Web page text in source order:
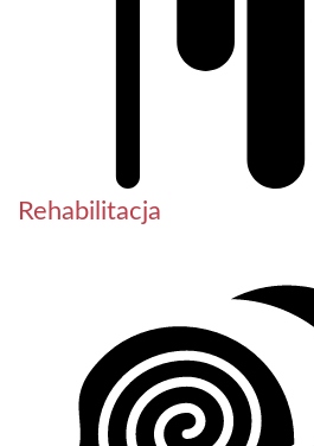
Rehabilitacja